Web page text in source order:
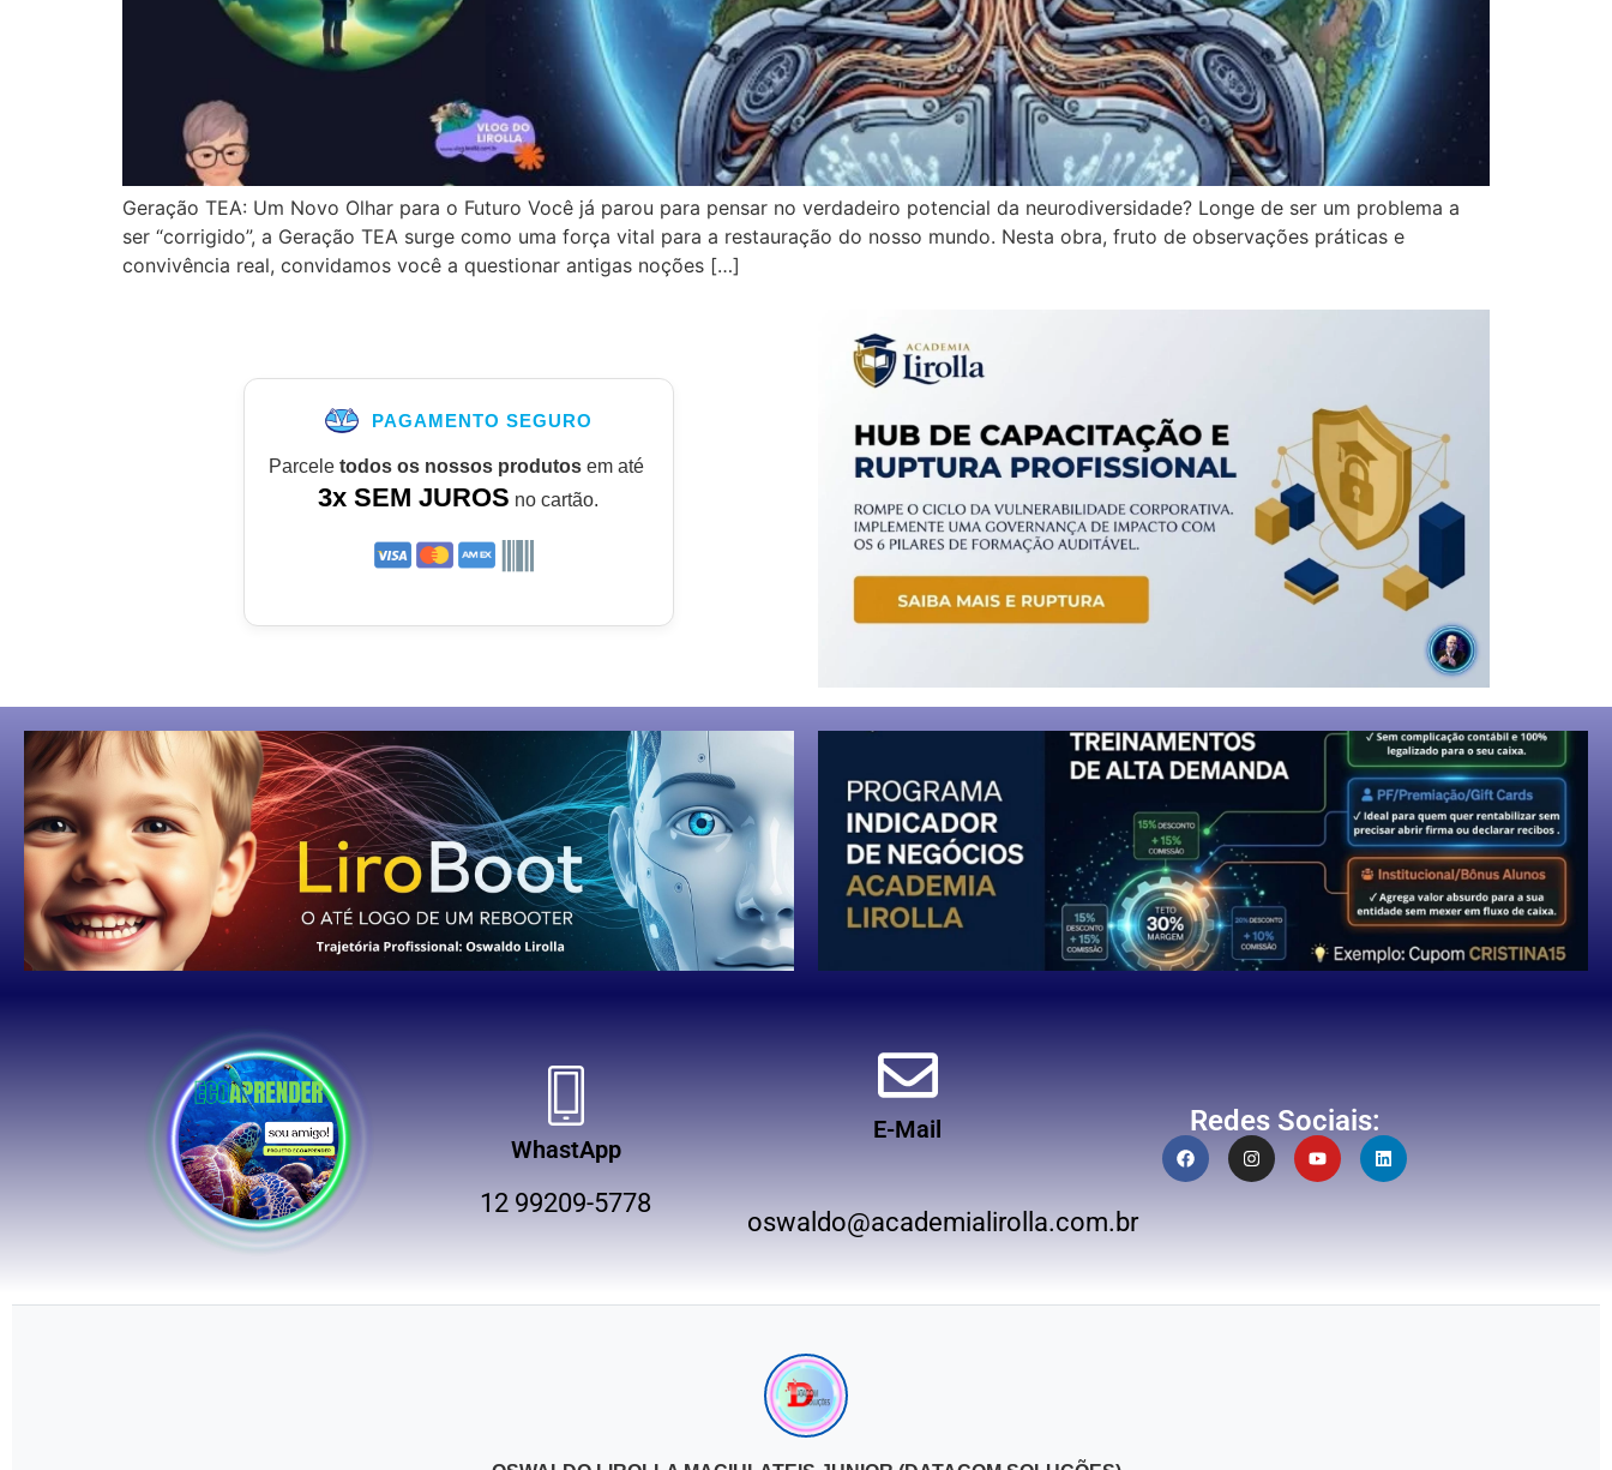
Geração TEA: Um Novo Olhar para o Futuro Você já parou para pensar no verdadeiro potencial da neurodiversidade? Longe de ser um problema a
ser “corrigido”, a Geração TEA surge como uma força vital para a restauração do nosso mundo. Nesta obra, fruto de observações práticas e
convivência real, convidamos você a questionar antigas noções […]
PAGAMENTO SEGURO
Parcele todos os nossos produtosem até
3x SEM JUROS no cartão.
WhastApp
12 99209-5778
E-Mail
oswaldo@academialirolla.com.br
Redes Sociais: